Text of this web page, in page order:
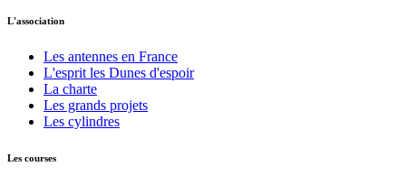
L'association
Les antennes en France
L'esprit les Dunes d'espoir
La charte
Les grands projets
Les cylindres
Les courses